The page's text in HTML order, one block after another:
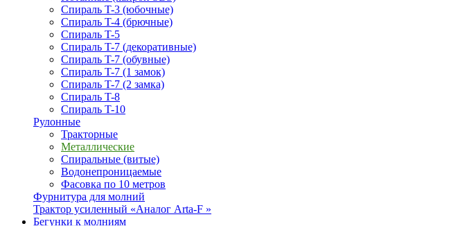
Спираль T-3 (юбочные)
Спираль T-4 (брючные)
Спираль T-5
Спираль T-7 (декоративные)
Спираль T-7 (обувные)
Спираль T-7 (1 замок)
Спираль T-7 (2 замка)
Спираль T-8
Спираль T-10
Рулонные
Тракторные
Металлические
Спиральные (витые)
Водонепроницаемые
Фасовка по 10 метров
Фурнитура для молний
Трактор усиленный «Аналог Arta-F »
Бегунки к молниям